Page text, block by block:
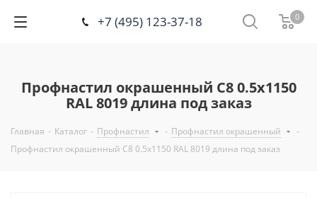
+7 (495) 123-37-18 0
Профнастил окрашенный С8 0.5х1150
RAL 8019 длина под заказ
Главная - Каталог - Профнастил - Профнастил окрашенный
-
Профнастил окрашенный С8 0.5х1150 RAL 8019 длина под заказ